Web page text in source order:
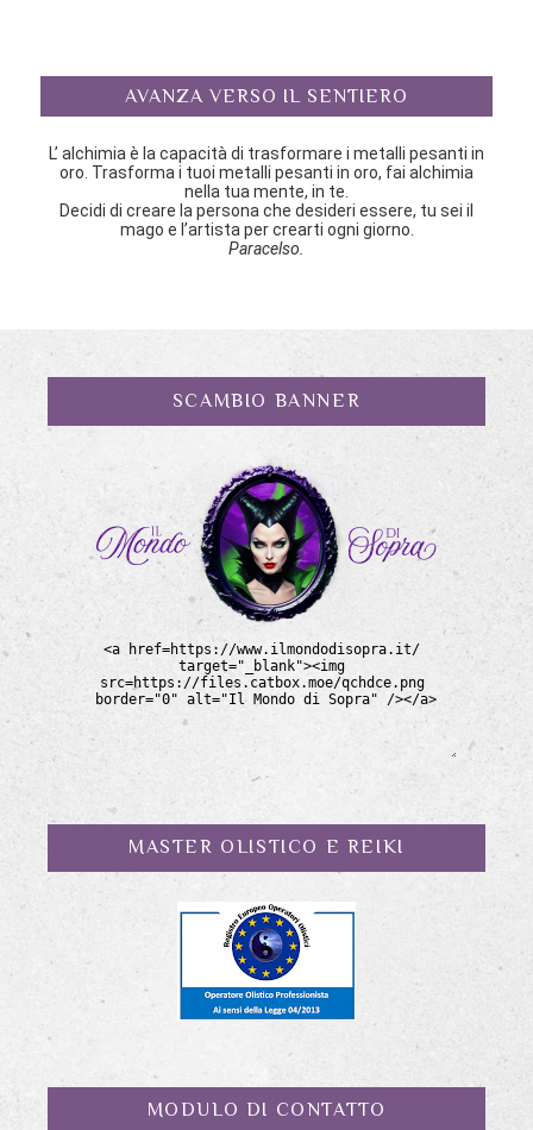
AVANZA VERSO IL SENTIERO
L’ alchimia è la capacità di trasformare i metalli pesanti in
oro. Trasforma i tuoi metalli pesanti in oro, fai alchimia
nella tua mente, in te.
Decidi di creare la persona che desideri essere, tu sei il
mago e l’artista per crearti ogni giorno.
Paracelso.
SCAMBIO BANNER
MASTER OLISTICO E REIKI
MODULO DI CONTATTO